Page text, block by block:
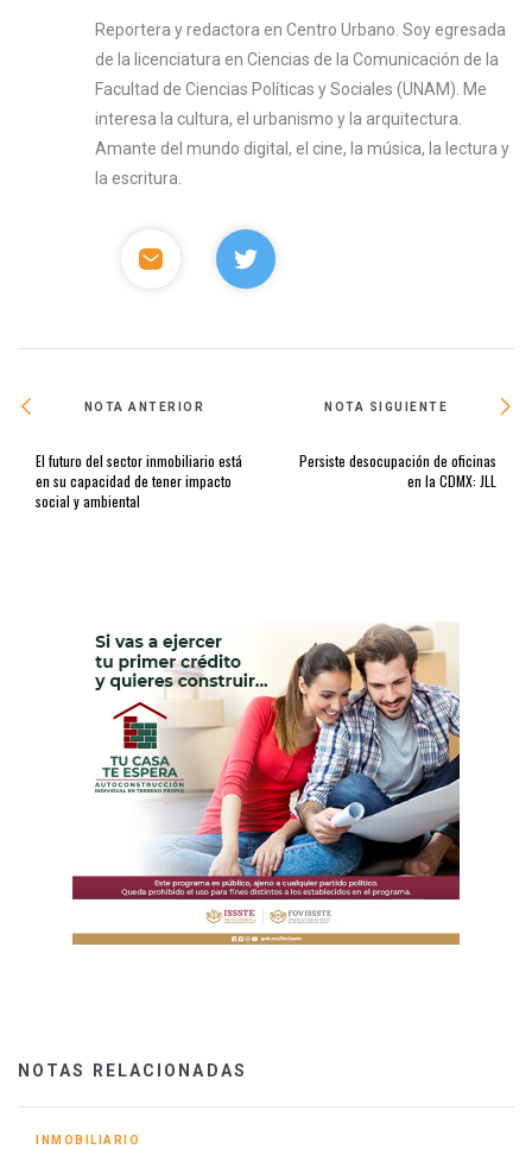
Reportera y redactora en Centro Urbano. Soy egresada
de la licenciatura en Ciencias de la Comunicación de la
Facultad de Ciencias Políticas y Sociales (UNAM). Me
interesa la cultura, el urbanismo y la arquitectura.
Amante del mundo digital, el cine, la música, la lectura y
la escritura.
NOTA ANTERIOR
El futuro del sector inmobiliario está
en su capacidad de tener impacto
social y ambiental
NOTA SIGUIENTE
Persiste desocupación de oficinas
en la CDMX: JLL
NOTAS RELACIONADAS
INMOBILIARIO